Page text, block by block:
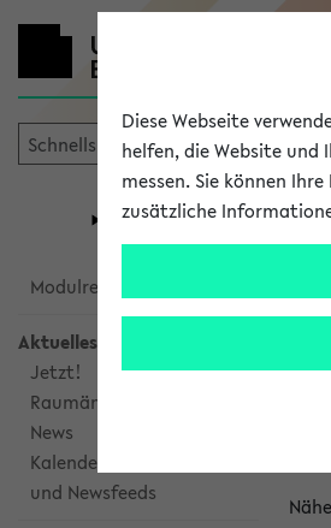
Universität
eKVV
Modulrecherche
Aktuelles
Jetzt!
Raumänderungen
News
Kalenderintegration
und Newsfeeds
Diese Webseite
helfen, die Website und
messen. Sie können
zusätzliche